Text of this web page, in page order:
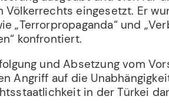
Völkerrechts eingesetzt. Er
„Terrorpropaganda“ und
konfrontiert.
und Absetzung vom
Angriff auf die
in der Türkei